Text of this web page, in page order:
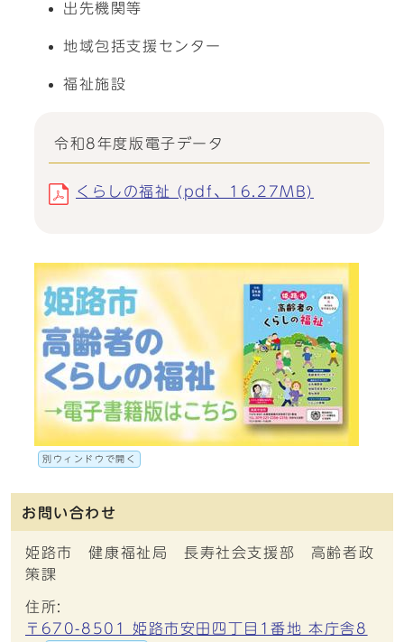
出先機関等
地域包括支援センター
福祉施設
令和8年度版電子データ
くらしの福祉 (pdf、16.27MB)
別ウィンドウで開く
お問い合わせ
姫路市 健康福祉局 長寿社会支援部 高齢者政
策課
住所:
〒670-8501 姫路市安田四丁目1番地 本庁舎8